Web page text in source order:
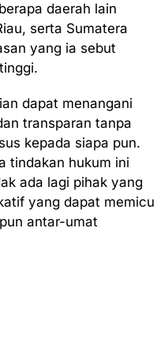
daerah lain
serta Sumatera
yang ia sebut
dapat menangani
transparan tanpa
kepada siapa pun.
tindakan hukum ini
ada lagi pihak yang
yang dapat memicu
antar-umat